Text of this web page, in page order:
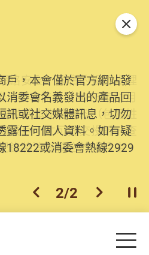
戶，本會僅於官方網站發
消委會名義發出的產品回
訊或社交媒體訊息，切勿
露任何個人資料。如有疑
18222或消委會熱線2929
絡安全，本會的投訴處理
新功能。由2025年11月
供基本聯絡資料（包括姓
帳戶，才可提交投訴、查
錄將清晰整合於帳戶中，
上一個
2/2 下一個開
關閉
目